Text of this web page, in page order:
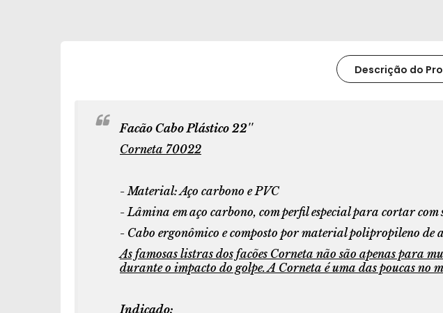
Descrição do
Facão Cabo Plástico 22''
Corneta 70022
- Material: Aço carbono e PVC
- Lâmina em aço carbono, com perfil especial para cortar com
- Cabo ergonômico e composto por material polipropileno de
As famosas listras dos facões Corneta não são apenas para
durante o impacto do golpe. A Corneta é uma das poucas no
Indicado: